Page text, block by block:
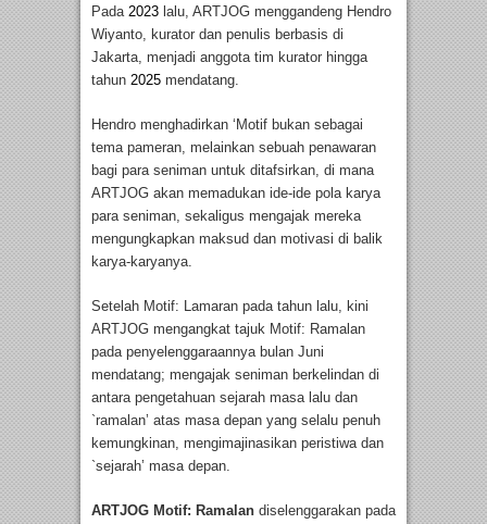
Pada 2023 lalu, ARTJOG menggandeng Hendro
Wiyanto, kurator dan penulis berbasis di
Jakarta, menjadi anggota tim kurator hingga
tahun 2025 mendatang.
Hendro menghadirkan ‘Motif bukan sebagai
tema pameran, melainkan sebuah penawaran
bagi para seniman untuk ditafsirkan, di mana
ARTJOG akan memadukan ide-ide pola karya
para seniman, sekaligus mengajak mereka
mengungkapkan maksud dan motivasi di balik
karya-karyanya.
Setelah Motif: Lamaran pada tahun lalu, kini
ARTJOG mengangkat tajuk Motif: Ramalan
pada penyelenggaraannya bulan Juni
mendatang; mengajak seniman berkelindan di
antara pengetahuan sejarah masa lalu dan
`ramalan’ atas masa depan yang selalu penuh
kemungkinan, mengimajinasikan peristiwa dan
`sejarah’ masa depan.
ARTJOG Motif: Ramalan diselenggarakan pada